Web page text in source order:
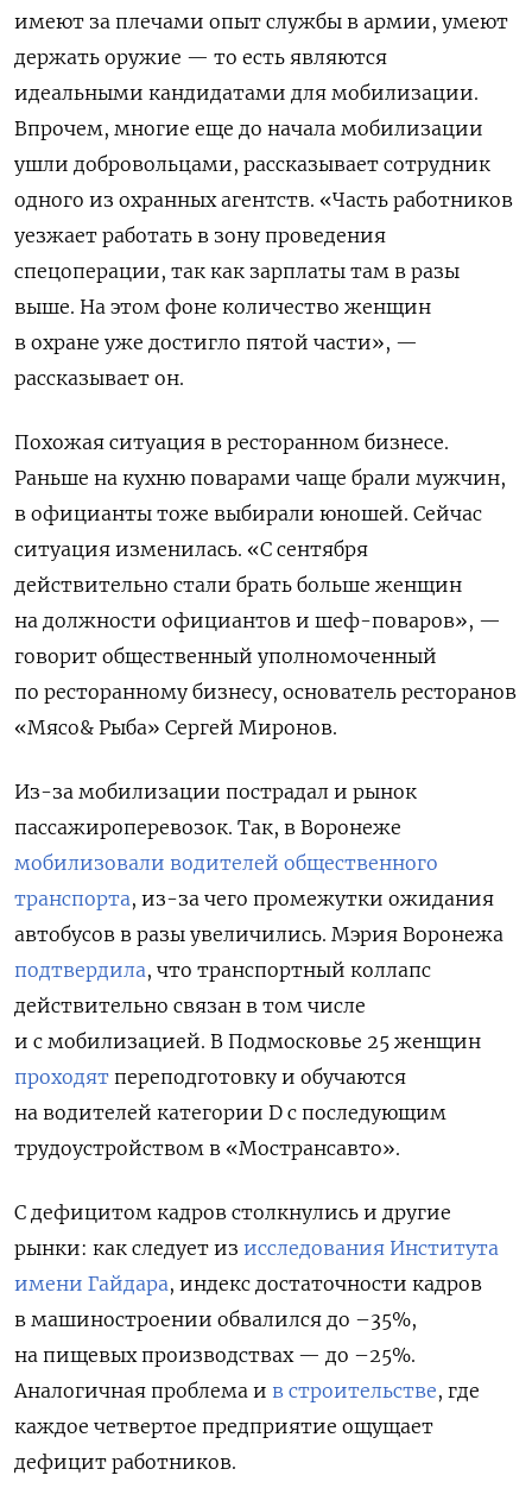
имеют за плечами опыт службы в армии, умеют
держать оружие — то есть являются
идеальными кандидатами для мобилизации.
Впрочем, многие еще до начала мобилизации
ушли добровольцами, рассказывает сотрудник
одного из охранных агентств. «Часть работников
уезжает работать в зону проведения
спецоперации, так как зарплаты там в разы
выше. На этом фоне количество женщин
в охране уже достигло пятой части», —
рассказывает он.
Похожая ситуация в ресторанном бизнесе.
Раньше на кухню поварами чаще брали мужчин,
в официанты тоже выбирали юношей. Сейчас
ситуация изменилась. «С сентября
действительно стали брать больше женщин
на должности официантов и шеф-поваров», —
говорит общественный уполномоченный
по ресторанному бизнесу, основатель ресторанов
«Мясо& Рыба» Сергей Миронов.
Из-за мобилизации пострадал и рынок
пассажироперевозок. Так, в Воронеже
мобилизовали водителей общественного
транспорта, из-за чего промежутки ожидания
автобусов в разы увеличились. Мэрия Воронежа
подтвердила, что транспортный коллапс
действительно связан в том числе
и с мобилизацией. В Подмосковье 25 женщин
проходят переподготовку и обучаются
на водителей категории D с последующим
трудоустройством в «Мострансавто».
С дефицитом кадров столкнулись и другие
рынки: как следует из исследования Института
имени Гайдара, индекс достаточности кадров
в машиностроении обвалился до –35%,
на пищевых производствах — до –25%.
Аналогичная проблема и в строительстве, где
каждое четвертое предприятие ощущает
дефицит работников.